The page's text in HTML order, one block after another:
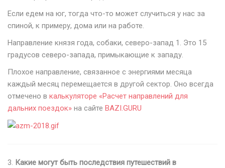
Если едем на юг, тогда что-то может случиться у нас за
спиной, к примеру, дома или на работе.
Направление князя года, собаки, северо-запад 1. Это 15
градусов северо-запада, примыкающие к западу.
Плохое направление, связанное с энергиями месяца
каждый месяц перемещается в другой сектор. Оно всегда
отмечено в калькуляторе «Расчет направлений для
дальних поездок» на сайте BAZI.GURU
3. Какие могут быть последствия путешествий в